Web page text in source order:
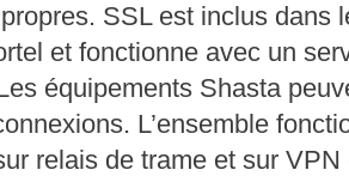
SSL est inclus dans
et fonctionne avec un
équipements Shasta
L’ensemble
relais de trame et sur VPN